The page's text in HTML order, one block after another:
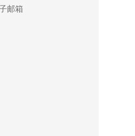
邮箱